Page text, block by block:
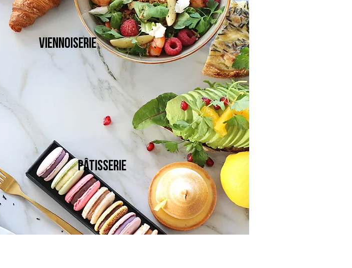
Viennoiserie
Pâtisserie